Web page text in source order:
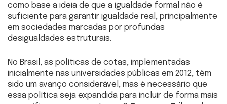
como base a ideia de que a igualdade formal não é
suficiente para garantir igualdade real, principalmente
em sociedades marcadas por profundas
desigualdades estruturais.
No Brasil, as políticas de cotas, implementadas
inicialmente nas universidades públicas em 2012, têm
sido um avanço considerável, mas é necessário que
essa política seja expandida para incluir de forma mais